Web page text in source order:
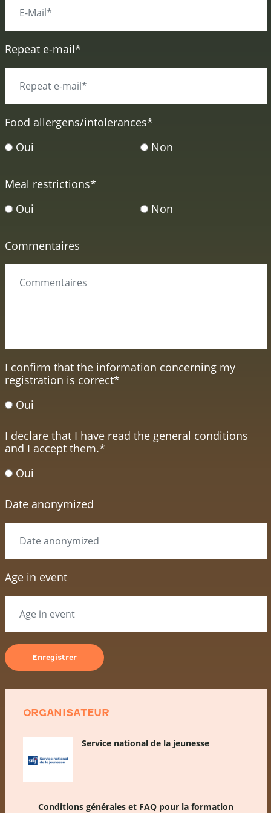
Repeat e-mail*
Food allergens/intolerances*
Oui
Non
Meal restrictions*
Oui
Non
Commentaires
I confirm that the information concerning my
registration is correct*
Oui
I declare that I have read the general conditions
and I accept them.*
Oui
Date anonymized
Age in event
ORGANISATEUR
Service national de la jeunesse
Conditions générales et FAQ pour la formation